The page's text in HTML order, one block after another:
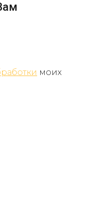
моих